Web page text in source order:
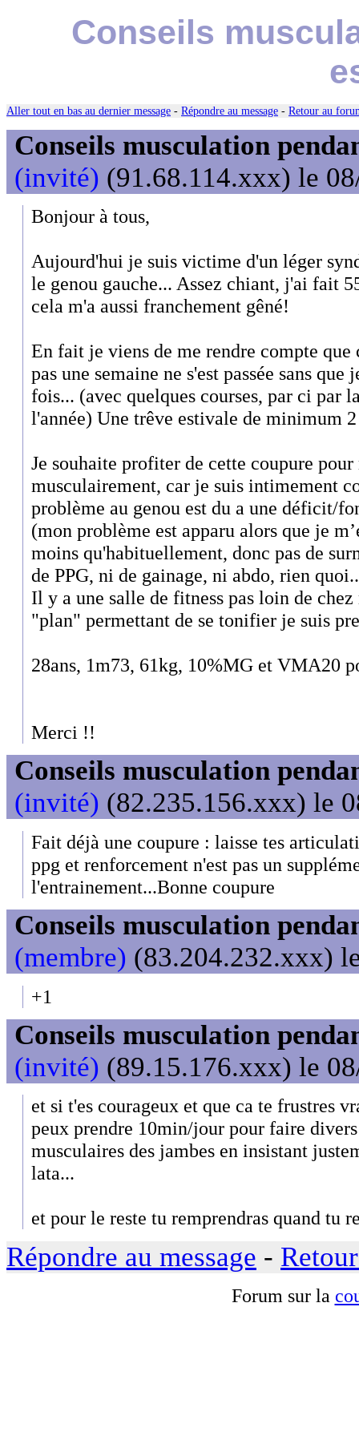
Conseils
Aller tout en bas au dernier message - Répondre au message - Retour au
Conseils musculation
(invité) (91.68.114.xxx) le
Bonjour à tous,
Aujourd'hui je suis victime d'un léger
le genou gauche... Assez chiant, j'ai fait
cela m'a aussi franchement gêné!
En fait je viens de me rendre compte
pas une semaine ne s'est passée sans
fois... (avec quelques courses, par ci par
l'année) Une trêve estivale de minimum
Je souhaite profiter de cette coupure
musculairement, car je suis intimement
problème au genou est du a une déficit/
(mon problème est apparu alors que je
moins qu'habituellement, donc pas de
de PPG, ni de gainage, ni abdo, rien
Il y a une salle de fitness pas loin de
"plan" permettant de se tonifier je suis
28ans, 1m73, 61kg, 10%MG et VMA20
Merci !!
Conseils musculation
(invité) (82.235.156.xxx) le
Fait déjà une coupure : laisse tes
ppg et renforcement n'est pas un
l'entrainement...Bonne coupure
Conseils musculation
(membre) (83.204.232.xxx)
+1
Conseils musculation
(invité) (89.15.176.xxx) le
et si t'es courageux et que ca te frustres
peux prendre 10min/jour pour faire
musculaires des jambes en insistant
lata...
et pour le reste tu remprendras quand tu
Répondre au message -
Forum sur la